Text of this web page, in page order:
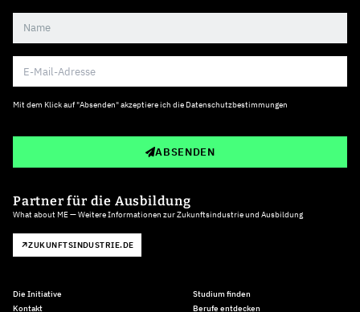
Mit dem Klick auf "Absenden" akzeptiere ich die Datenschutzbestimmungen
ABSENDEN
Partner für die Ausbildung
What about ME — Weitere Informationen zur Zukunftsindustrie und Ausbildung
ZUKUNFTSINDUSTRIE.DE
Die Initiative
Kontakt
Studium finden
Berufe entdecken